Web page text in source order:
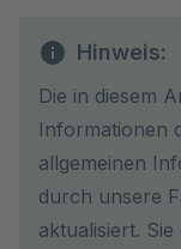
Hinweis:
Die in diesem
Informationen
allgemeinen
durch unsere
aktualisiert.